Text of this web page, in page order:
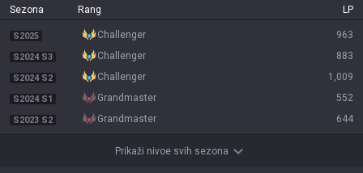
Sezona Rang LP
S2025 challenger 963
S2024 S3 challenger 883
S2024 S2 challenger 1,009
S2024 S1 grandmaster 552
S2023 S2 grandmaster 644
Prikaži nivoe svih sezona